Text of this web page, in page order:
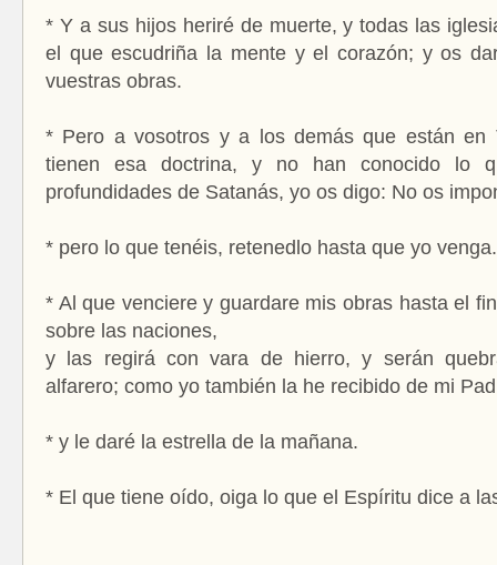
* Y a sus hijos heriré de muerte, y todas las
el que escudriña la mente y el corazón; y os
vuestras obras.
* Pero a vosotros y a los demás que están en
tienen esa doctrina, y no han conocido lo
profundidades de Satanás, yo os digo: No os
* pero lo que tenéis, retenedlo hasta que yo
* Al que venciere y guardare mis obras hasta el
sobre las naciones,
y las regirá con vara de hierro, y serán
alfarero; como yo también la he recibido de mi
* y le daré la estrella de la mañana.
* El que tiene oído, oiga lo que el Espíritu dice a